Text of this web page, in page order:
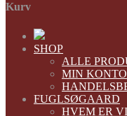
Kurv
SHOP
ALLE
MIN KONTO
FUGLSØGAARD
HVEM ER VI